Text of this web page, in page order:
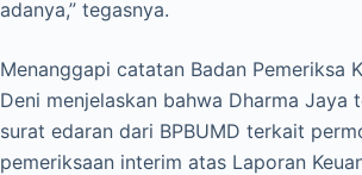
adanya,” tegasnya.
Menanggapi catatan Badan Pemeriksa
Deni menjelaskan bahwa Dharma Jaya
surat edaran dari BPBUMD terkait
pemeriksaan interim atas Laporan